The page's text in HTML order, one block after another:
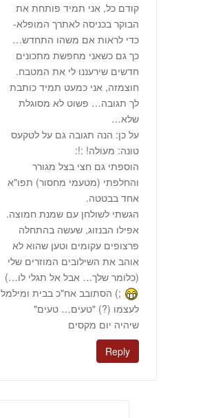
קודם כל, אני תמיד פותחת את
הבוקר בכניסה לאתרך המופלא-
כדי לראות אם משהו התחדש…
כך גם כשאני מחפשת מתכונים
חדשים שירעננו לי את המטבח.
חוצמזה, אני כמעט תמיד כותבת
לך תגובה… פשוט לא מסוגלת
שלא…
על כן: הנה תגובה גם על לטקעס
טונה: מעולה! :!:
הוספתי גם חצי בצל מגורר
והחלפתי (מטעמי מחסור) תפו"א
אחד בבטטה.
הגשתי לשולחן עם שמנת חמוצה.
אפילו הבנזוג, שעשה בהתחלה
פרצופים עקומים וטען שהוא לא
אוהב את השילובים המוזרים שלי
(כלומר שלך… אבל אל תגלי לו…)
;) הסתובב אח"כ בבית ומילמל
לעצמו (?) "טעים… טעים"
שיהיה יום מקסים
Reply